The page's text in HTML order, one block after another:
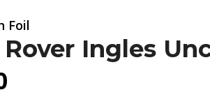
Foil
Rover Ingles